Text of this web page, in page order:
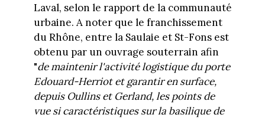
Laval, selon le rapport de la communauté
urbaine. A noter que le franchissement
du Rhône, entre la Saulaie et St-Fons est
obtenu par un ouvrage souterrain afin
"de maintenir l'activité logistique du porte
Edouard-Herriot et garantir en surface,
depuis Oullins et Gerland, les points de
vue si caractéristiques sur la basilique de